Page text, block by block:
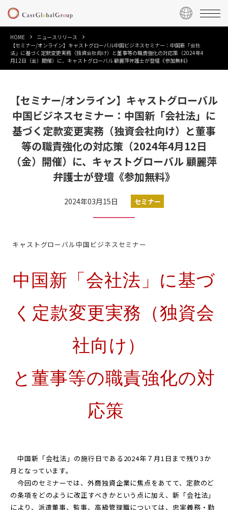
HOME
ニュースリリース
【セミナー/オンライン】キャストグローバル中国ビジネスセミナー：中国新「会社
法」に基づく定款変更実務（独資会社向け）と董事等の職責強化の対応策（2024年4
月12日（金）開催）に、キャストグローバル 顧麗萍弁護士が登壇《参加無料》
【セミナー/オンライン】キャストグローバル
中国ビジネスセミナー：中国新「会社法」に
基づく定款変更実務（独資会社向け）と董事
等の職責強化の対応策（2024年4月12日
（金）開催）に、キャストグローバル 顧麗萍
弁護士が登壇《参加無料》
2024年03月15日 セミナー
キャストグローバル中国ビジネスセミナー
中国新「会社法」に基づ
く定款変更実務（独資会
社向け）
と董事等の職責強化の対
応策
中国新「会社法」の施行日である2024年７月1日まで残り3か
月となっています。
今回のセミナーでは、外商独資企業に焦点をあてて、定款のど
の条項をどのように改正すべきかという点に加え、新「会社法」
により、派遣董事、監事、高級管理職については、忠実義務・勤